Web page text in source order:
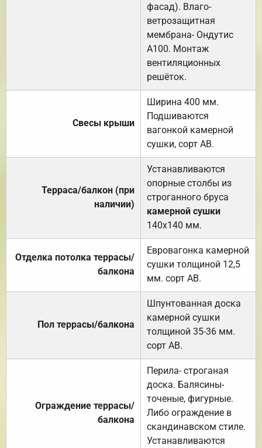
фасад). Влаго-
ветрозащитная
мембрана- Ондутис
А100. Монтаж
вентиляционных
решёток.
Свесы крыши
Ширина 400 мм.
Подшиваются
вагонкой камерной
сушки, сорт АВ.
Терраса/балкон (при
наличии)
Устанавливаются
опорные столбы из
строганного бруса
камерной сушки
140х140 мм.
Отделка потолка террасы/
балкона
Евровагонка камерной
сушки толщиной 12,5
мм. сорт АВ.
Пол террасы/балкона
Шпунтованная доска
камерной сушки
толщиной 35-36 мм.
сорт АВ.
Ограждение террасы/
балкона
Перила- строганая
доска. Балясины-
точеные, фигурные.
Либо ограждение в
скандинавском стиле.
Устанавливаются